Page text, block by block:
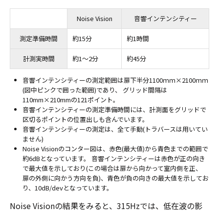
Noise Vision 音響インテンシティー
測定準備時間 約15分 約1時間
計測実時間 約1～2分 約45分
音響インテンシティーの測定範囲は扉下半分1100ｍｍ×2100ｍｍ
(図中ピンクで囲った範囲)であり、 グリッド間隔は
110mm×210mmの121ポイント。
音響インテンシティーの測定準備時間には、計測面をグリッドで
区切るポイントの位置出しも含んでいます。
音響インテンシティーの測定は、全て手動(トラバースは用いてい
ません)
Noise Visionのコンター図は、赤色(最大値)から青色までの範囲で
約6dBとなっています。 音響インテンシティーは赤色が正の向き
で最大値を示しており(この場合は扉から向かって室内側を正、
扉の外側に向かう方向を負)、青色が負の向きの最大値を示してお
り、10dB/devとなっています。
Noise Visionの結果をみると、315Hzでは、低在波の影